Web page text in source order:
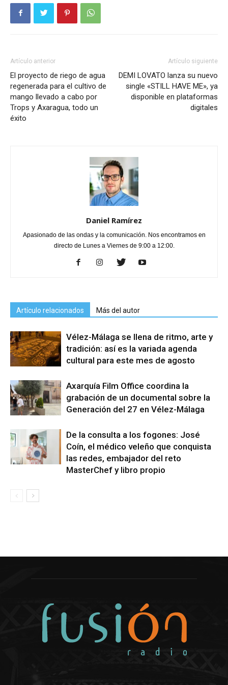
Artículo anterior
El proyecto de riego de agua
regenerada para el cultivo de
mango llevado a cabo por
Trops y Axaragua, todo un
éxito
Artículo siguiente
DEMI LOVATO lanza su nuevo
single «STILL HAVE ME», ya
disponible en plataformas
digitales
Daniel Ramírez
Apasionado de las ondas y la comunicación. Nos encontramos en
directo de Lunes a Viernes de 9:00 a 12:00.
Artículo relacionados Más del autor
Vélez-Málaga se llena de ritmo, arte y
tradición: así es la variada agenda
cultural para este mes de agosto
Axarquía Film Office coordina la
grabación de un documental sobre la
Generación del 27 en Vélez-Málaga
De la consulta a los fogones: José
Coín, el médico veleño que conquista
las redes, embajador del reto
MasterChef y libro propio